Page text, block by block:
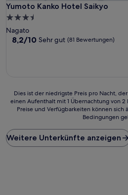
Yumoto Kanko Hotel Saikyo
Yumoto Kanko Hotel Saikyo
3.5-
Sterne-
Unterkunft
Nagato
8.2
Bewertungen)
8,2/10 Sehr gut (81 Bewertungen)
Dies
ist
Preis
pro
Nacht,
Dies ist der niedrigste Preis pro Nacht,
einen Aufenthalt mit 1 Übernachtung von
Preise und Verfügbarkeiten können sich
Bedingungen
Weitere Unterkünfte anzeigen